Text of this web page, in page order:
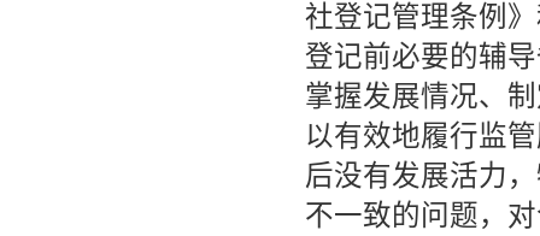
社登记管理条例
登记前必要的辅
掌握发展情况、
以有效地履行监
后没有发展活力
不一致的问题，